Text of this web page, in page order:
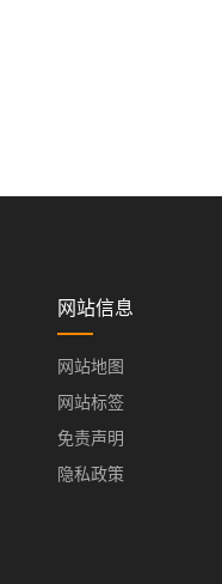
网站信息
网站地图
网站标签
免责声明
隐私政策